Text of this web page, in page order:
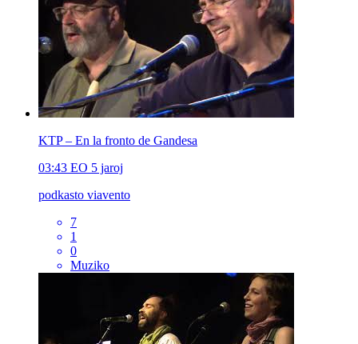
KTP – En la fronto de Gandesa
03:43 EO 5 jaroj
podkasto viavento
7
1
0
Muziko